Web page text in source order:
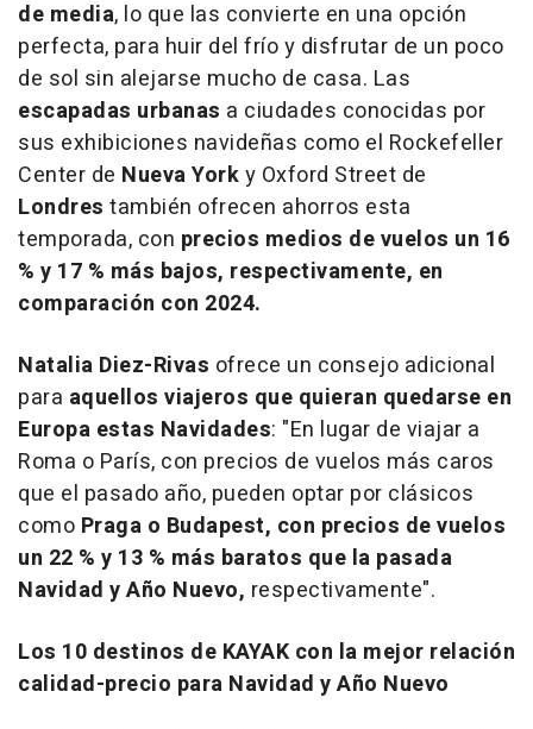
de media, lo que las convierte en una opción
perfecta, para huir del frío y disfrutar de un poco
de sol sin alejarse mucho de casa. Las
escapadas urbanas a ciudades conocidas por
sus exhibiciones navideñas como el Rockefeller
Center de Nueva Yorky Oxford Street de
Londres también ofrecen ahorros esta
temporada, con precios medios de vuelos un 16
% y 17 % más bajos, respectivamente, en
comparación con 2024.
Natalia Diez-Rivas ofrece un consejo adicional
para aquellos viajeros que quieran quedarse en
Europa estas Navidades: "En lugar de viajar a
Roma o París, con precios de vuelos más caros
que el pasado año, pueden optar por clásicos
como Praga o Budapest, con precios de vuelos
un 22 % y 13 % más baratos que la pasada
Navidad y Año Nuevo, respectivamente".
Los 10 destinos de KAYAK con la mejor relación
calidad-precio para Navidad y Año Nuevo